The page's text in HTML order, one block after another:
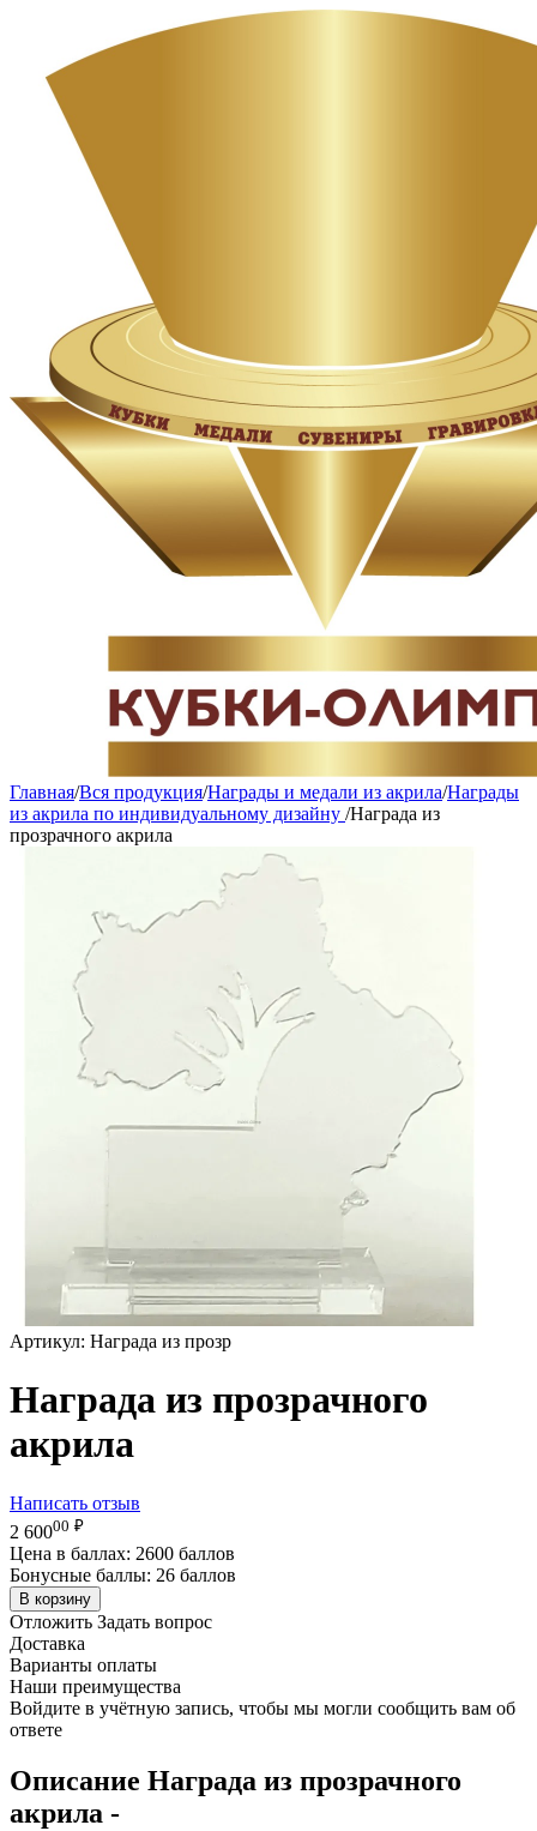
Главная/Вся продукция/Награды и медали из акрила/Награды
из акрила по индивидуальному дизайну /Награда из
прозрачного акрила
Артикул: Награда из прозр
Награда из прозрачного
акрила
Написать отзыв
2 60000 ₽
Цена в баллах: 2600 баллов
Бонусные баллы: 26 баллов
В корзину
Отложить Задать вопрос
Доставка
Варианты оплаты
Наши преимущества
Войдите в учётную запись, чтобы мы могли сообщить вам об
ответе
Описание Награда из прозрачного
акрила -